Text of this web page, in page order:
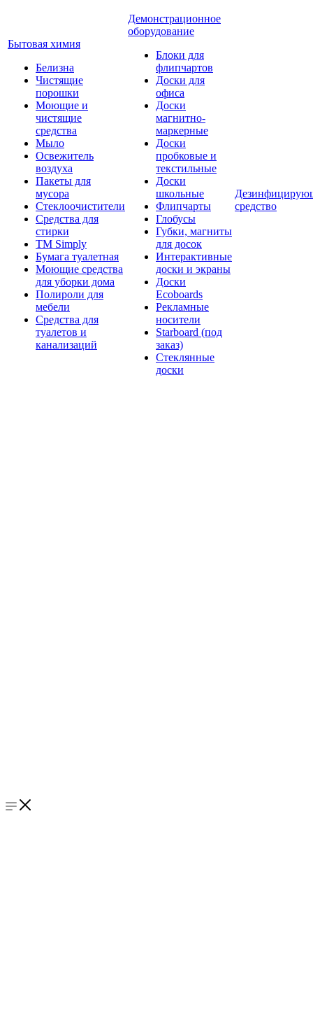
Бытовая химия
Белизна
Чистящие
порошки
Моющие и
чистящие
средства
Мыло
Освежитель
воздуха
Пакеты для
мусора
Стеклоочистители
Средства для
стирки
TM Simply
Бумага туалетная
Моющие средства
для уборки дома
Полироли для
мебели
Средства для
туалетов и
канализаций
Демонстрационное
оборудование
Блоки для
флипчартов
Доски для
офиса
Доски
магнитно-
маркерные
Доски
пробковые и
текстильные
Доски
школьные
Флипчарты
Глобусы
Губки, магниты
для досок
Интерактивные
доски и экраны
Доски
Ecoboards
Рекламные
носители
Starboard (под
заказ)
Стеклянные
доски
средство